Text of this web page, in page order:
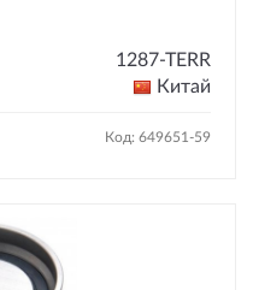
1287-TERR
Китай
Код: 649651-59